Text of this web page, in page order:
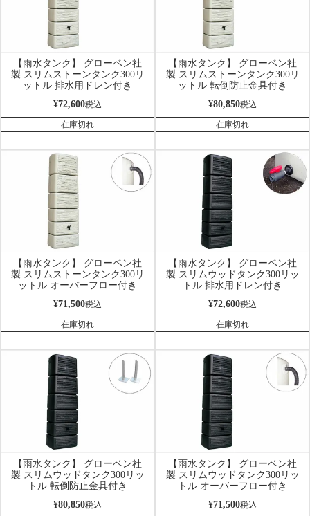
【雨水タンク】 グローベン社
製 スリムストーンタンク300リ
ットル 排水用ドレン付き
¥72,600税込
在庫切れ
【雨水タンク】 グローベン社
製 スリムストーンタンク300リ
ットル 転倒防止金具付き
¥80,850税込
在庫切れ
【雨水タンク】 グローベン社
製 スリムストーンタンク300リ
ットル オーバーフロー付き
¥71,500税込
在庫切れ
【雨水タンク】 グローベン社
製 スリムウッドタンク300リッ
トル 排水用ドレン付き
¥72,600税込
在庫切れ
【雨水タンク】 グローベン社
製 スリムウッドタンク300リッ
トル 転倒防止金具付き
¥80,850税込
【雨水タンク】 グローベン社
製 スリムウッドタンク300リッ
トル オーバーフロー付き
¥71,500税込